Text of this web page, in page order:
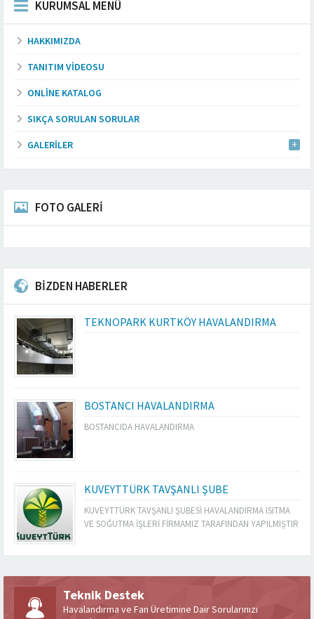
KURUMSAL MENÜ
HAKKIMIZDA
TANITIM VIDEOSU
ONLINE KATALOG
SIKÇA SORULAN SORULAR
GALERILER
FOTO GALERİ
BİZDEN HABERLER
TEKNOPARK KURTKÖY HAVALANDIRMA
BOSTANCI HAVALANDIRMA
BOSTANCIDA HAVALANDIRMA
KUVEYTTÜRK TAVŞANLI ŞUBE
KUVEYTTÜRK TAVŞANLI ŞUBESİ HAVALANDIRMA ISITMA
VE SOĞUTMA İŞLERİ FİRMAMIZ TARAFINDAN YAPILMIŞTIR
Teknik Destek
Havalandırma ve Fan Üretimine Dair Sorularınızı